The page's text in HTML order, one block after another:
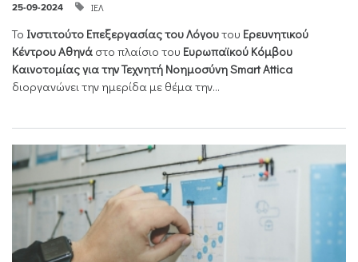
25-09-2024 ΙΕΛ
Το Ινστιτούτο Επεξεργασίας του Λόγουτου Ερευνητικού
Κέντρου Αθηνά στο πλαίσιο του Ευρωπαϊκού Κόμβου
Καινοτομίας για την Τεχνητή Νοημοσύνη Smart Attica
διοργανώνει την ημερίδα με θέμα την...